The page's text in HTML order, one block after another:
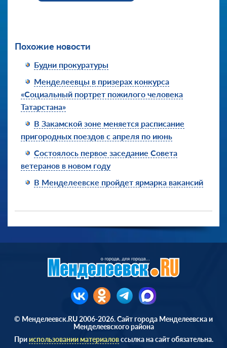
Похожие новости
Будни прокуратуры
Менделеевцы в призерах конкурса
«Социальный портрет пожилого человека
Татарстана»
В Закамской зоне меняется расписание
пригородных поездов с апреля по июнь
Состоялось первое заседание Совета
ветеранов в новом году
В Менделеевске пройдет ярмарка вакансий
© Менделеевск.RU 2006-2026. Сайт города Менделеевска и
Менделеевского района
Прииспользовании материаловссылка на сайт обязательна.